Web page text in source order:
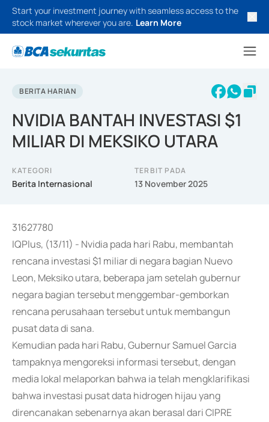
Start your investment journey with seamless access to the
stock market wherever you are. Learn More
BERITA HARIAN
NVIDIA BANTAH INVESTASI $1
MILIAR DI MEKSIKO UTARA
KATEGORI
Berita Internasional
TERBIT PADA
13 November 2025
31627780
IQPlus, (13/11) - Nvidia pada hari Rabu, membantah
rencana investasi $1 miliar di negara bagian Nuevo
Leon, Meksiko utara, beberapa jam setelah gubernur
negara bagian tersebut menggembar-gemborkan
rencana perusahaan tersebut untuk membangun
pusat data di sana.
Kemudian pada hari Rabu, Gubernur Samuel Garcia
tampaknya mengoreksi informasi tersebut, dengan
media lokal melaporkan bahwa ia telah mengklarifikasi
bahwa investasi pusat data hidrogen hijau yang
direncanakan sebenarnya akan berasal dari CIPRE